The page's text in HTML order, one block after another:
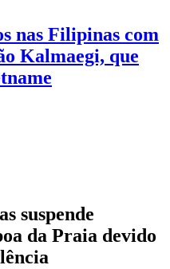
nas Filipinas com
Kalmaegi, que
suspende
da Praia devido